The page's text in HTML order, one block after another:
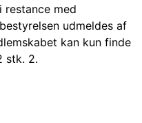
restance med
udmeldes af
kan kun finde
stk. 2.